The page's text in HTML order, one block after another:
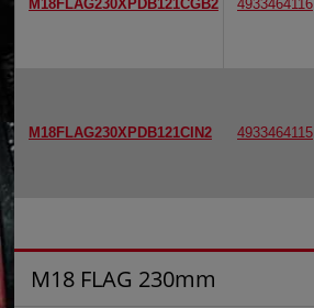
M18FLAG230XPDB121CGB2 4933464116
M18FLAG230XPDB121CIN2 4933464115
M18 FLAG 230mm